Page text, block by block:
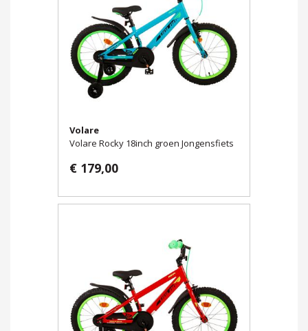
Volare
Volare Rocky 18inch groen Jongensfiets
€ 179,00